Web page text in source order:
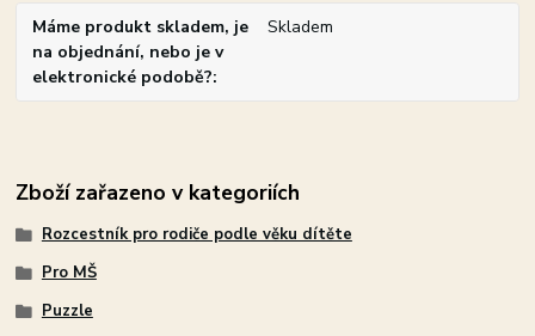
Máme produkt skladem, je
na objednání, nebo je v
elektronické podobě?
Skladem
Zboží zařazeno v kategoriích
Rozcestník pro rodiče podle věku dítěte
Pro MŠ
Puzzle